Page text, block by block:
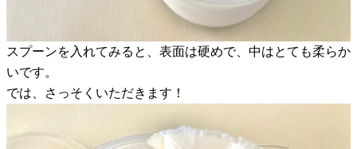
スプーンを入れてみると、表面は硬めで、中はとても柔らか
いです。
では、さっそくいただきます！